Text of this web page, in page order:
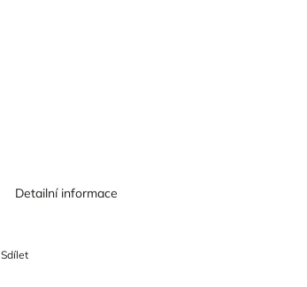
Detailní informace
Sdílet